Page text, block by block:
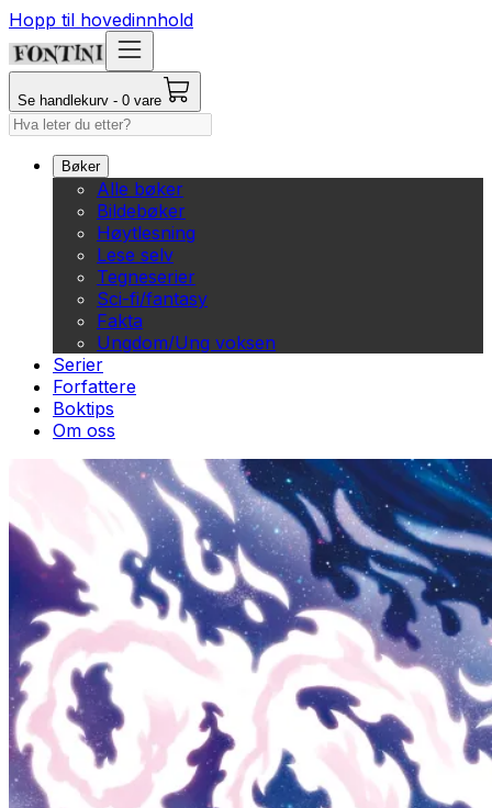
Hopp til hovedinnhold
Se handlekurv - 0 vare
Bøker
Alle bøker
Bildebøker
Høytlesning
Lese selv
Tegneserier
Sci-fi/fantasy
Fakta
Ungdom/Ung voksen
Serier
Forfattere
Boktips
Om oss